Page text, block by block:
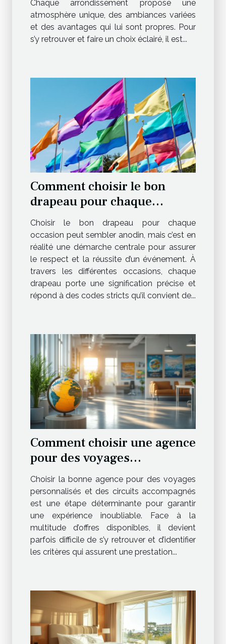
Chaque arrondissement propose une
atmosphère unique, des ambiances variées
et des avantages qui lui sont propres. Pour
s’y retrouver et faire un choix éclairé, il est...
Comment choisir le bon
drapeau pour chaque
occasion ?
Choisir le bon drapeau pour chaque
occasion peut sembler anodin, mais c’est en
réalité une démarche centrale pour assurer
le respect et la réussite d’un événement. À
travers les différentes occasions, chaque
drapeau porte une signification précise et
répond à des codes stricts qu’il convient de...
Comment choisir une agence
pour des voyages
personnalisés et des circuits
accompagnés ?
Choisir la bonne agence pour des voyages
personnalisés et des circuits accompagnés
est une étape déterminante pour garantir
une expérience inoubliable. Face à la
multitude d’offres disponibles, il devient
parfois difficile de s’y retrouver et d’identifier
les critères qui assurent une prestation...